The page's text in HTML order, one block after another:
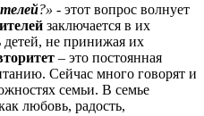
?» - этот вопрос волнует
заключается в их
детей, не принижая их
– это постоянная
Сейчас много говорят и
семьи. В семье
любовь, радость,